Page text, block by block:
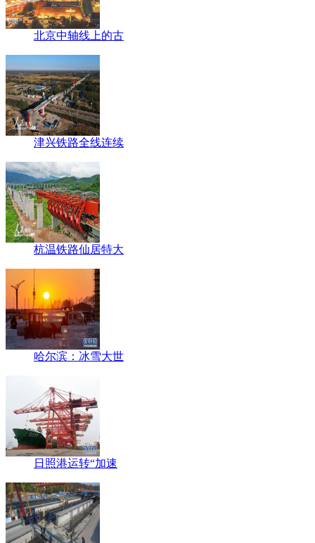
北京中轴线上的古
津兴铁路全线连续
杭温铁路仙居特大
哈尔滨：冰雪大世
日照港运转“加速